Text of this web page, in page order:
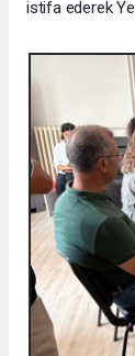
istifa ederek